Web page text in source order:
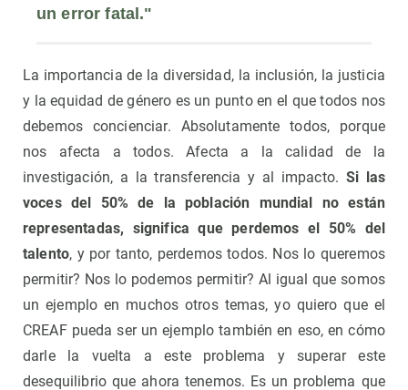
un error fatal."
La importancia de la diversidad, la inclusión, la justicia
y la equidad de género es un punto en el que todos nos
debemos concienciar. Absolutamente todos, porque
nos afecta a todos. Afecta a la calidad de la
investigación, a la transferencia y al impacto. Si las
voces del 50% de la población mundial no están
representadas, significa que perdemos el 50% del
talento, y por tanto, perdemos todos. Nos lo queremos
permitir? Nos lo podemos permitir? Al igual que somos
un ejemplo en muchos otros temas, yo quiero que el
CREAF pueda ser un ejemplo también en eso, en cómo
darle la vuelta a este problema y superar este
desequilibrio que ahora tenemos. Es un problema que